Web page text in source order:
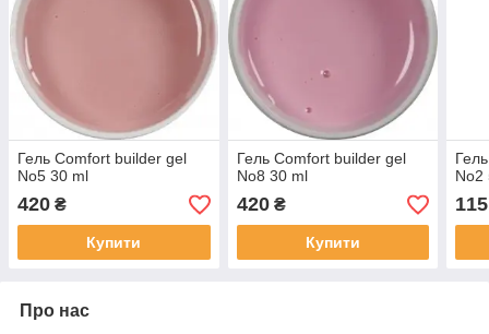
Гель Comfort builder gel
No5 30 ml
420 ₴
Купити
Гель Comfort builder gel
No8 30 ml
420₴
Купити
No2
115
Про нас